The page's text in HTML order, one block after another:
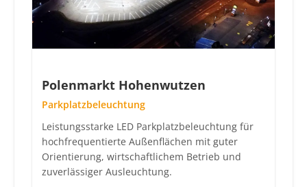
Polenmarkt Hohenwutzen
Parkplatzbeleuchtung
Leistungsstarke LED Parkplatzbeleuchtung für
hochfrequentierte Außenflächen mit guter
Orientierung, wirtschaftlichem Betrieb und
zuverlässiger Ausleuchtung.